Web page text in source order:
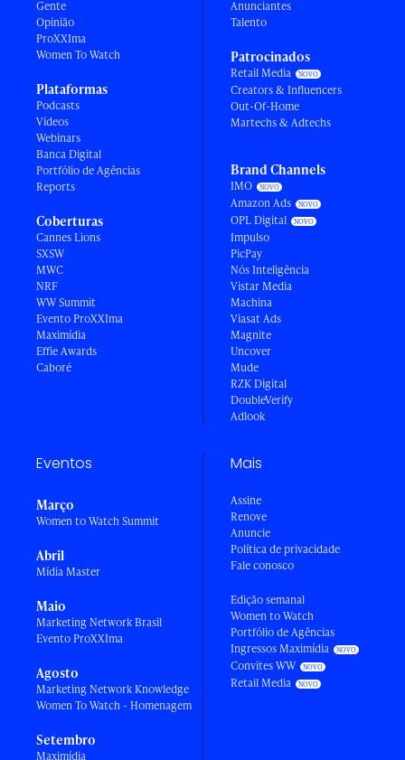
Gente
Opinião
ProXXIma
Women To Watch
Plataformas
Podcasts
Vídeos
Webinars
Banca Digital
Portfólio de Agências
Reports
Coberturas
Cannes Lions
SXSW
MWC
NRF
WW Summit
Evento ProXXIma
Maximídia
Effie Awards
Caboré
Anunciantes
Talento
Patrocinados
Retail Media
Creators & Influencers
Out-Of-Home
Martechs & Adtechs
Brand Channels
IMO
Amazon Ads
OPL Digital
Impulso
PicPay
Nós Inteligência
Vistar Media
Machina
Viasat Ads
Magnite
Uncover
Mude
RZK Digital
DoubleVerify
Adlook
Eventos
Março
Women to Watch Summit
Abril
Mídia Master
Maio
Marketing Network Brasil
Evento ProXXIma
Agosto
Marketing Network Knowledge
Women To Watch - Homenagem
Setembro
Maximídia
Mais
Assine
Renove
Anuncie
Política de privacidade
Fale conosco
Edição semanal
Women to Watch
Portfólio de Agências
Ingressos Maximídia
Convites WW
Retail Media